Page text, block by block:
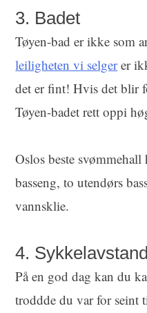
3. Badet
Tøyen-bad er ikke som
leiligheten vi selgerer
det er fint! Hvis det blir
Tøyen-badet rett oppi
Oslos beste
basseng, to utendørs
vannsklie.
4.
På en god dag kan du
troddde du var for seint